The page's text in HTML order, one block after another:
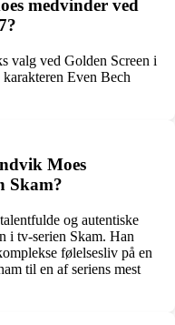
medvinder ved
valg ved Golden Screen i
Even Bech
Moes
Skam?
og autentiske
i tv-serien Skam. Han
følelsesliv på en
til en af seriens mest